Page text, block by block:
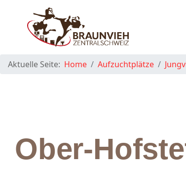
Aktuelle Seite: Home Aufzuchtplätze
Ober-